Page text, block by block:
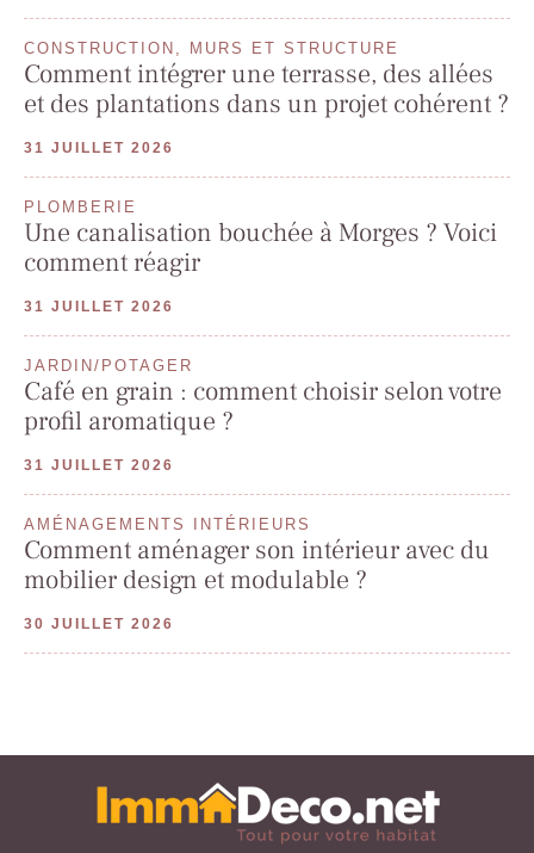
CONSTRUCTION, MURS ET STRUCTURE
Comment intégrer une terrasse, des allées
et des plantations dans un projet cohérent ?
31 JUILLET 2026
PLOMBERIE
Une canalisation bouchée à Morges ? Voici
comment réagir
31 JUILLET 2026
JARDIN/POTAGER
Café en grain : comment choisir selon votre
profil aromatique ?
31 JUILLET 2026
AMÉNAGEMENTS INTÉRIEURS
Comment aménager son intérieur avec du
mobilier design et modulable ?
30 JUILLET 2026